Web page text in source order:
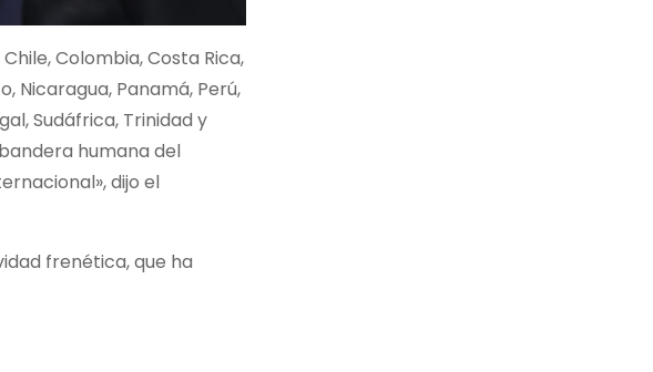
Colombia, Costa Rica,
Nicaragua, Panamá, Perú,
Sudáfrica, Trinidad y
humana del
dijo el
frenética, que ha